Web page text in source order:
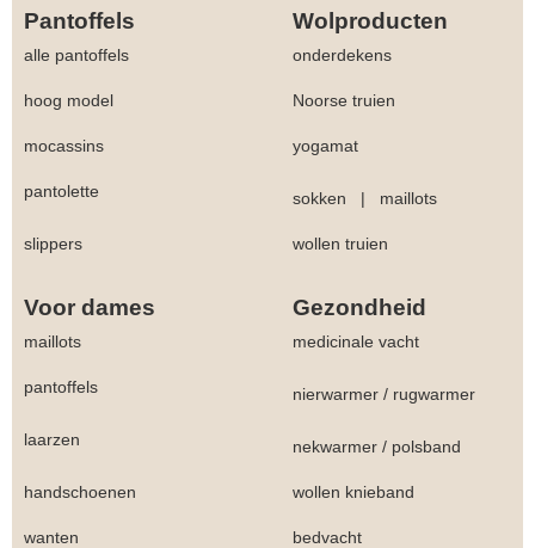
Pantoffels Wolproducten
alle pantoffels onderdekens
hoog model Noorse truien
mocassins yogamat
pantolette sokken | maillots
slippers wollen truien
Voor dames Gezondheid
maillots medicinale vacht
pantoffels nierwarmer / rugwarmer
laarzen nekwarmer / polsband
handschoenen wollen knieband
wanten bedvacht